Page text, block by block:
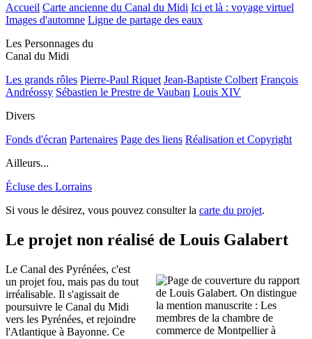
Accueil Carte ancienne du Canal du Midi Ici et là : voyage virtuel
Images d'automne Ligne de partage des eaux
Les Personnages du
Canal du Midi
Les grands rôles Pierre-Paul Riquet Jean-Baptiste Colbert François
Andréossy Sébastien le Prestre de Vauban Louis XIV
Divers
Fonds d'écran Partenaires Page des liens Réalisation et Copyright
Ailleurs...
Écluse des Lorrains
Si vous le désirez, vous pouvez consulter la carte du projet.
Le projet non réalisé de Louis Galabert
Le Canal des Pyrénées, c'est
un projet fou, mais pas du tout
irréalisable. Il s'agissait de
poursuivre le Canal du Midi
vers les Pyrénées, et rejoindre
l'Atlantique à Bayonne. Ce